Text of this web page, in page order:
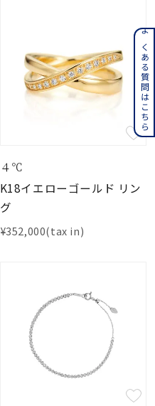
４℃
K18イエローゴールド リン
グ
¥352,000(tax in)
よくある質問はこちら